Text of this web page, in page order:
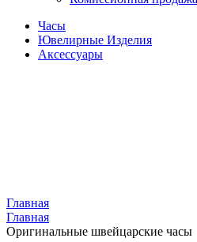
Часы
Ювелирные Изделия
Аксессуары
Главная
Главная
Оригинальные швейцарские часы